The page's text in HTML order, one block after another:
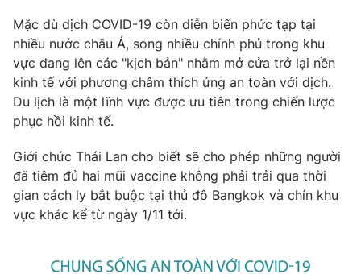
Câu chuyện quốc tế
Thị trường
Góc doanh nghiệp
Dữ liệu và đời sống
Truyền hình
Phim VTV
Hậu trường
Nhân vật
Khán giả
Giải trí
Âm nhạc
Sao
Đời sống
Du lịch
Làm đẹp
Chất lượng cuộc sống
Giáo dục
Mặc dù dịch COVID-19 còn diễn biến phức tạp tại
nhiều nước châu Á, song nhiều chính phủ trong khu
vực đang lên các "kịch bản" nhằm mở cửa trở lại nền
kinh tế với phương châm thích ứng an toàn với dịch.
Du lịch là một lĩnh vực được ưu tiên trong chiến lược
phục hồi kinh tế.
Giới chức Thái Lan cho biết sẽ cho phép những người
đã tiêm đủ hai mũi vaccine không phải trải qua thời
gian cách ly bắt buộc tại thủ đô Bangkok và chín khu
vực khác kể từ ngày 1/11 tới.